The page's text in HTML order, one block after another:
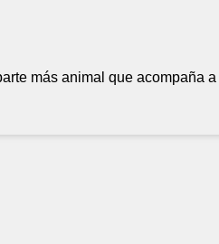
más animal que acompaña